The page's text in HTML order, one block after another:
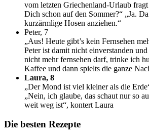
vom letzten Griechenland-Urlaub
Dich schon auf den Sommer?“ „Ja.
kurzärmlige Hosen anziehen.“
Peter, 7
„Aus! Heute gibt’s kein Fernsehen
Peter ist damit nicht einverstanden
nicht mehr fernsehen darf, trinke ich
Kaffee und dann spielts die ganze
Laura, 8
„Der Mond ist viel kleiner als die
„Nein, ich glaube, das schaut nur so
weit weg ist“, kontert Laura
Die besten Rezepte